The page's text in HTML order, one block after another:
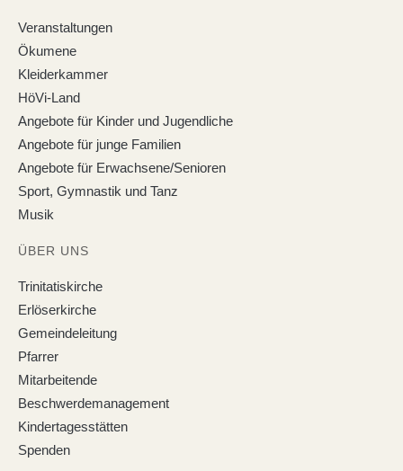
Veranstaltungen
Ökumene
Kleiderkammer
HöVi-Land
Angebote für Kinder und Jugendliche
Angebote für junge Familien
Angebote für Erwachsene/Senioren
Sport, Gymnastik und Tanz
Musik
ÜBER UNS
Trinitatiskirche
Erlöserkirche
Gemeindeleitung
Pfarrer
Mitarbeitende
Beschwerdemanagement
Kindertagesstätten
Spenden